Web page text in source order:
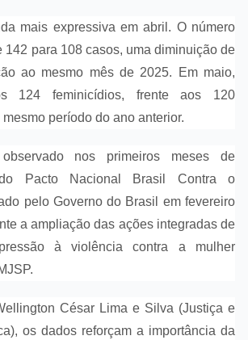
mais expressiva em abril. O número
142 para 108 casos, uma diminuição de
ao mesmo mês de 2025. Em maio,
124 feminicídios, frente aos 120
período do ano anterior.
nos primeiros meses de
do Pacto Nacional Brasil Contra o
pelo Governo do Brasil em fevereiro
a ampliação das ações integradas de
à violência contra a mulher
César Lima e Silva (Justiça e
os dados reforçam a importância da